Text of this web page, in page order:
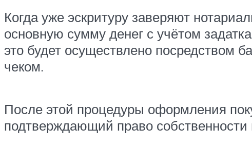
Когда уже эскритуру заверяют
основную сумму денег с учётом
это будет осуществлено посредством
чеком.
После этой процедуры оформления
подтверждающий право